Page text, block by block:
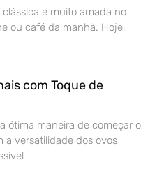
e muito amada no
ou café da manhã. Hoje,
com Toque de
ótima maneira de começar o
a versatilidade dos ovos